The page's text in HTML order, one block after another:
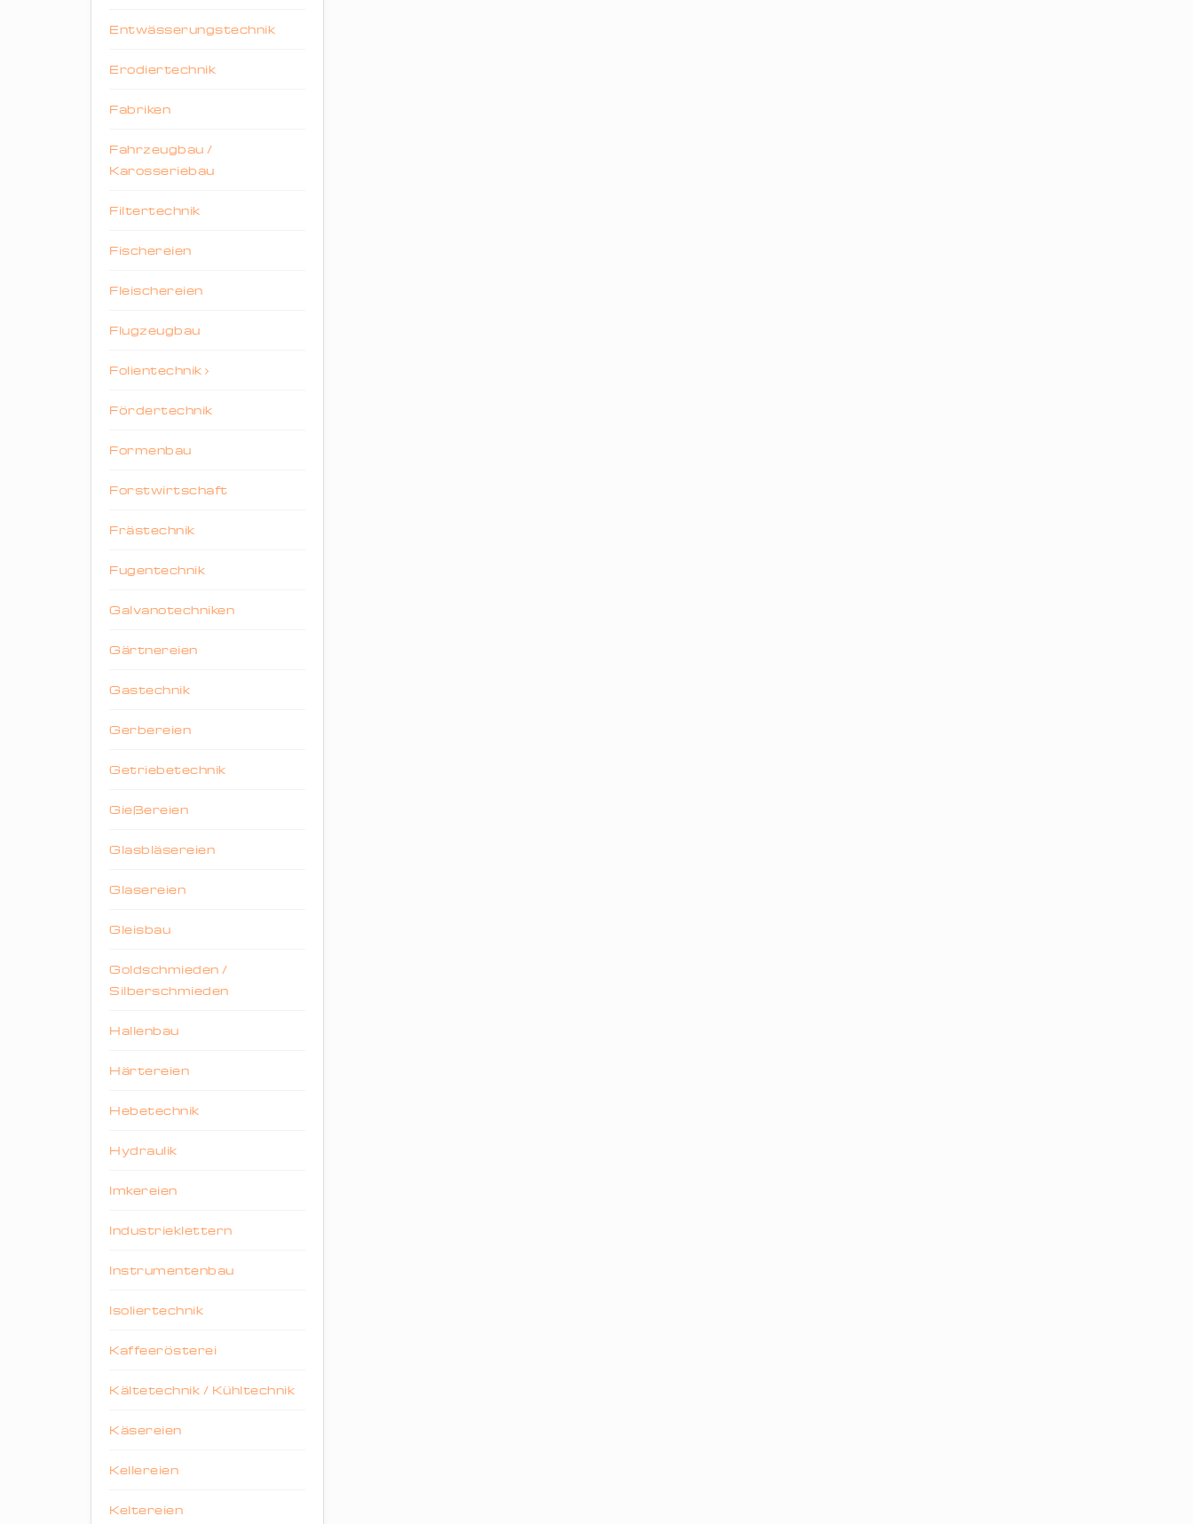
Entwässerungstechnik
Erodiertechnik
Fabriken
Fahrzeugbau /
Karosseriebau
Filtertechnik
Fischereien
Fleischereien
Flugzeugbau
Folientechnik
Fördertechnik
Formenbau
Forstwirtschaft
Frästechnik
Fugentechnik
Galvanotechniken
Gärtnereien
Gastechnik
Gerbereien
Getriebetechnik
Gießereien
Glasbläsereien
Glasereien
Gleisbau
Goldschmieden /
Silberschmieden
Hallenbau
Härtereien
Hebetechnik
Hydraulik
Imkereien
Industrieklettern
Instrumentenbau
Isoliertechnik
Kaffeerösterei
Kältetechnik / Kühltechnik
Käsereien
Kellereien
Keltereien